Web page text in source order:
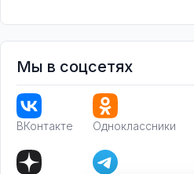
Мы в соцсетях
ВКонтакте Одноклассники